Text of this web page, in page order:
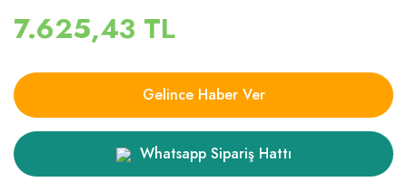
7.625,43 TL
Gelince Haber Ver
Whatsapp Sipariş Hattı